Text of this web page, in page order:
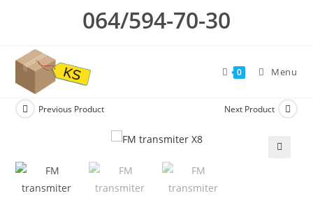
064/594-70-30
0 Menu
Previous Product Next Product